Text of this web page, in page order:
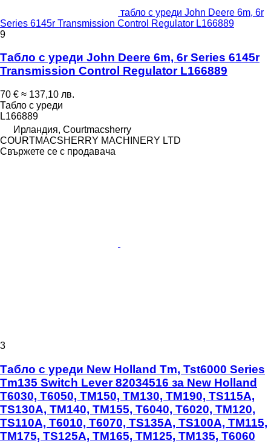
табло с уреди John Deere 6m, 6r
Series 6145r Transmission Control Regulator L166889
9
Табло с уреди John Deere 6m, 6r Series 6145r
Transmission Control Regulator L166889
70 € ≈ 137,10 лв.
Табло с уреди
L166889
Ирландия, Courtmacsherry
COURTMACSHERRY MACHINERY LTD
Свържете се с продавача
3
Табло с уреди New Holland Tm, Tst6000 Series
Tm135 Switch Lever 82034516 за New Holland
T6030, T6050, TM150, TM130, TM190, TS115A,
TS130A, TM140, TM155, T6040, T6020, TM120,
TS110A, T6010, T6070, TS135A, TS100A, TM115,
TM175, TS125A, TM165, TM125, TM135, T6060